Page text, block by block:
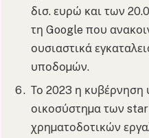
δισ. ευρώ και των
τη Google που
ουσιαστικά
υποδοµών.
Το 2023 η κυβέρνηση
οικοσύστηµα των
χρηµατοδοτικών